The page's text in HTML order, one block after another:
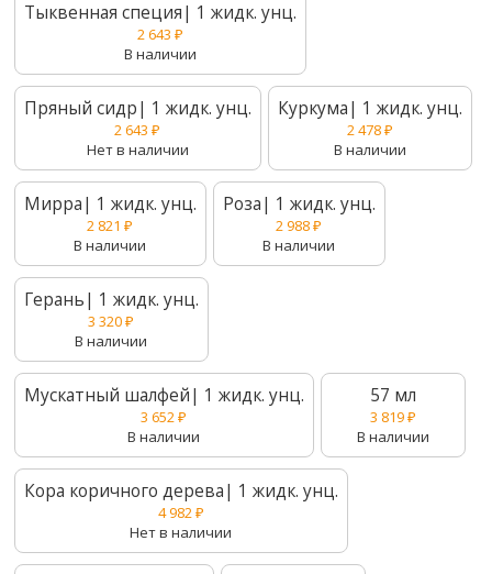
Тыквенная специя| 1 жидк. унц.
2 643 ₽
В наличии
Пряный сидр| 1 жидк. унц.
2 643₽
Нет в наличии
Куркума| 1 жидк. унц.
2 478₽
В наличии
Мирра| 1 жидк. унц.
2 821₽
В наличии
Роза| 1 жидк. унц.
2 988₽
В наличии
Герань| 1 жидк. унц.
3 320₽
В наличии
Мускатный шалфей| 1 жидк. унц.
3 652₽
В наличии
57 мл
3 819₽
В наличии
Кора коричного дерева| 1 жидк. унц.
4 982₽
Нет в наличии